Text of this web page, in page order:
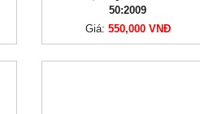
50:2009
Giá: 550,000 VNĐ